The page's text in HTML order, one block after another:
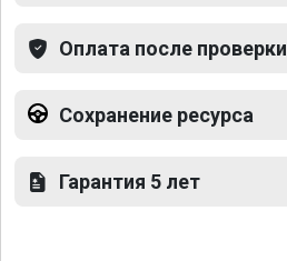
Оплата после проверки
Сохранение ресурса
Гарантия 5 лет